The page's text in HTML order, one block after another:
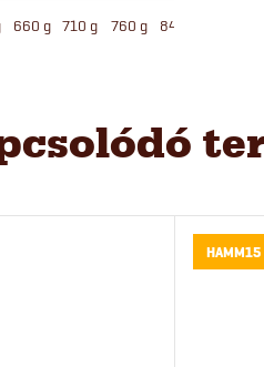
660 g 710 g 760 g 840 g
HAMM15